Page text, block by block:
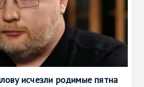
исчезли родимые пятна